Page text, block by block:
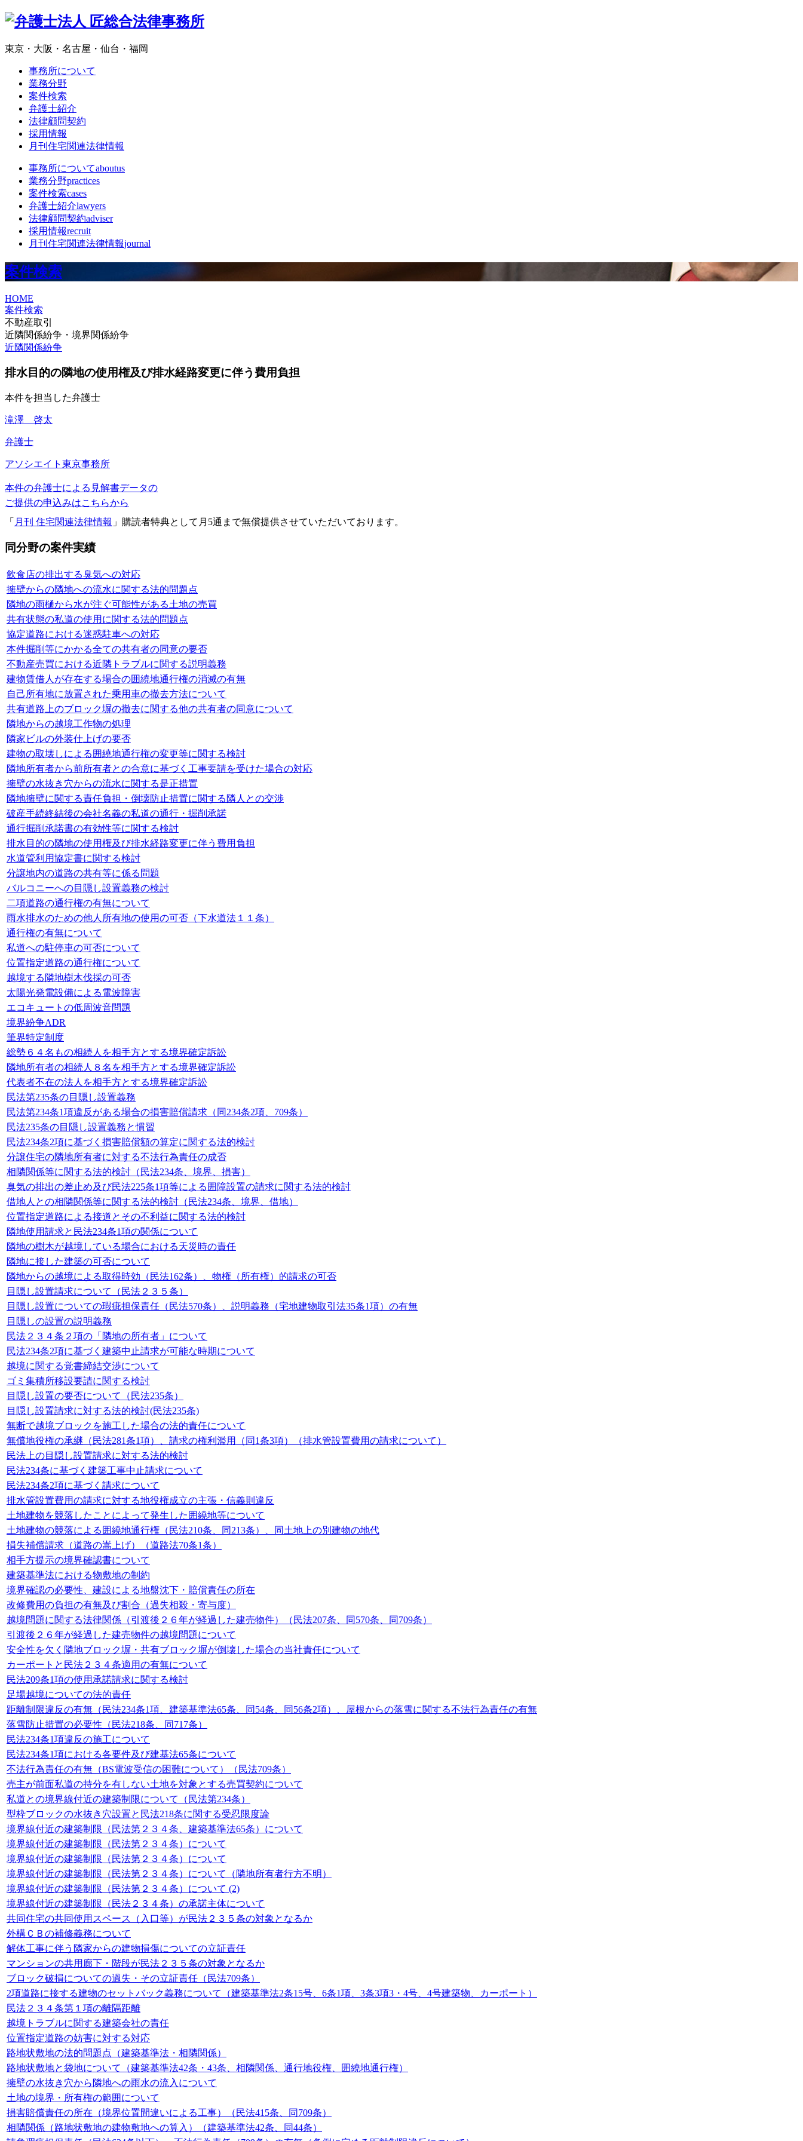
東京・大阪・名古屋・仙台・福岡
事務所について
業務分野
案件検索
弁護士紹介
法律顧問契約
採用情報
月刊住宅関連法律情報
事務所についてaboutus
業務分野practices
案件検索cases
弁護士紹介lawyers
法律顧問契約adviser
採用情報recruit
月刊住宅関連法律情報journal
案件検索
HOME
案件検索
不動産取引
近隣関係紛争・境界関係紛争
近隣関係紛争
排水目的の隣地の使用権及び排水経路変更に伴う費用負担
本件を担当した弁護士
滝澤 啓太
弁護士
アソシエイト 東京事務所
本件の弁護士による見解書データの
ご提供の申込みはこちらから
「 月刊 住宅関連法律情報 」購読者特典として月5通まで無償提供させていただいております。
同分野の案件実績
飲食店の排出する臭気への対応
擁壁からの隣地への流水に関する法的問題点
隣地の雨樋から水が注ぐ可能性がある土地の売買
共有状態の私道の使用に関する法的問題点
協定道路における迷惑駐車への対応
本件掘削等にかかる全ての共有者の同意の要否
不動産売買における近隣トラブルに関する説明義務
建物賃借人が存在する場合の囲繞地通行権の消滅の有無
自己所有地に放置された乗用車の撤去方法について
共有道路上のブロック塀の撤去に関する他の共有者の同意について
隣地からの越境工作物の処理
隣家ビルの外装仕上げの要否
建物の取壊しによる囲繞地通行権の変更等に関する検討
隣地所有者から前所有者との合意に基づく工事要請を受けた場合の対応
擁壁の水抜き穴からの流水に関する是正措置
隣地擁壁に関する責任負担・倒壊防止措置に関する隣人との交渉
破産手続終結後の会社名義の私道の通行・掘削承諾
通行掘削承諾書の有効性等に関する検討
排水目的の隣地の使用権及び排水経路変更に伴う費用負担
水道管利用協定書に関する検討
分譲地内の道路の共有等に係る問題
バルコニーへの目隠し設置義務の検討
二項道路の通行権の有無について
雨水排水のための他人所有地の使用の可否（下水道法１１条）
通行権の有無について
私道への駐停車の可否について
位置指定道路の通行権について
越境する隣地樹木伐採の可否
太陽光発電設備による電波障害
エコキュートの低周波音問題
境界紛争ADR
筆界特定制度
総勢６４名もの相続人を相手方とする境界確定訴訟
隣地所有者の相続人８名を相手方とする境界確定訴訟
代表者不在の法人を相手方とする境界確定訴訟
民法第235条の目隠し設置義務
民法第234条1項違反がある場合の損害賠償請求（同234条2項、709条）
民法235条の目隠し設置義務と慣習
民法234条2項に基づく損害賠償額の算定に関する法的検討
分譲住宅の隣地所有者に対する不法行為責任の成否
相隣関係等に関する法的検討（民法234条、境界、損害）
臭気の排出の差止め及び民法225条1項等による囲障設置の請求に関する法的検討
借地人との相隣関係等に関する法的検討（民法234条、境界、借地）
位置指定道路による接道とその不利益に関する法的検討
隣地使用請求と民法234条1項の関係について
隣地の樹木が越境している場合における天災時の責任
隣地に接した建築の可否について
隣地からの越境による取得時効（民法162条）、物権（所有権）的請求の可否
目隠し設置請求について（民法２３５条）
目隠し設置についての瑕疵担保責任（民法570条）、説明義務（宅地建物取引法35条1項）の有無
目隠しの設置の説明義務
民法２３４条２項の「隣地の所有者」について
民法234条2項に基づく建築中止請求が可能な時期について
越境に関する覚書締結交渉について
ゴミ集積所移設要請に関する検討
目隠し設置の要否について（民法235条）
目隠し設置請求に対する法的検討(民法235条)
無断で越境ブロックを施工した場合の法的責任について
無償地役権の承継（民法281条1項）、請求の権利濫用（同1条3項）（排水管設置費用の請求について）
民法上の目隠し設置請求に対する法的検討
民法234条に基づく建築工事中止請求について
民法234条2項に基づく請求について
排水管設置費用の請求に対する地役権成立の主張・信義則違反
土地建物を競落したことによって発生した囲繞地等について
土地建物の競落による囲繞地通行権（民法210条、同213条）、同土地上の別建物の地代
損失補償請求（道路の嵩上げ）（道路法70条1条）
相手方提示の境界確認書について
建築基準法における物敷地の制約
境界確認の必要性、建設による地盤沈下・賠償責任の所在
改修費用の負担の有無及び割合（過失相殺・寄与度）
越境問題に関する法律関係（引渡後２６年が経過した建売物件）（民法207条、同570条、同709条）
引渡後２６年が経過した建売物件の越境問題について
安全性を欠く隣地ブロック塀・共有ブロック塀が倒壊した場合の当社責任について
カーポートと民法２３４条適用の有無について
民法209条1項の使用承諾請求に関する検討
足場越境についての法的責任
距離制限違反の有無（民法234条1項、建築基準法65条、同54条、同56条2項）、屋根からの落雪に関する不法行為責任の有無
落雪防止措置の必要性（民法218条、同717条）
民法234条1項違反の施工について
民法234条1項における各要件及び建基法65条について
不法行為責任の有無（BS電波受信の困難について）（民法709条）
売主が前面私道の持分を有しない土地を対象とする売買契約について
私道との境界線付近の建築制限について（民法第234条）
型枠ブロックの水抜き穴設置と民法218条に関する受忍限度論
境界線付近の建築制限（民法第２３４条、建築基準法65条）について
境界線付近の建築制限（民法第２３４条）について
境界線付近の建築制限（民法第２３４条）について
境界線付近の建築制限（民法第２３４条）について（隣地所有者行方不明）
境界線付近の建築制限（民法第２３４条）について (2)
境界線付近の建築制限（民法２３４条）の承諾主体について
共同住宅の共同使用スペース（入口等）が民法２３５条の対象となるか
外構ＣＢの補修義務について
解体工事に伴う隣家からの建物損傷についての立証責任
マンションの共用廊下・階段が民法２３５条の対象となるか
ブロック破損についての過失・その立証責任（民法709条）
2項道路に接する建物のセットバック義務について（建築基準法2条15号、6条1項、3条3項3・4号、4号建築物、カーポート）
民法２３４条第１項の離隔距離
越境トラブルに関する建築会社の責任
位置指定道路の妨害に対する対応
路地状敷地の法的問題点（建築基準法・相隣関係）
路地状敷地と袋地について（建築基準法42条・43条、相隣関係、通行地役権、囲繞地通行権）
擁壁の水抜き穴から隣地への雨水の流入について
土地の境界・所有権の範囲について
損害賠償責任の所在（境界位置間違いによる工事）（民法415条、同709条）
相隣関係（路地状敷地の建物敷地への算入）（建築基準法42条、同44条）